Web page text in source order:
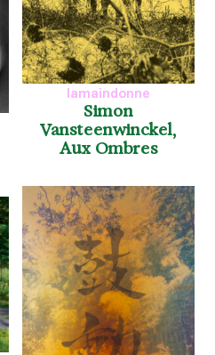
lamaindonne
Simon
Vansteenwinckel,
Aux Ombres